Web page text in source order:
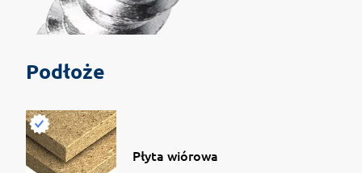
Podłoże
Płyta wiórowa